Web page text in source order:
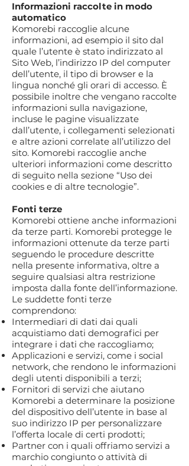
Informazioni raccolte in modo
automatico
Komorebi raccoglie alcune
informazioni, ad esempio il sito dal
quale l’utente è stato indirizzato al
Sito Web, l’indirizzo IP del computer
dell’utente, il tipo di browser e la
lingua nonché gli orari di accesso. È
possibile inoltre che vengano raccolte
informazioni sulla navigazione,
incluse le pagine visualizzate
dall’utente, i collegamenti selezionati
e altre azioni correlate all’utilizzo del
sito. Komorebi raccoglie anche
ulteriori informazioni come descritto
di seguito nella sezione “Uso dei
cookies e di altre tecnologie”.
Fonti terze
Komorebi ottiene anche informazioni
da terze parti. Komorebi protegge le
informazioni ottenute da terze parti
seguendo le procedure descritte
nella presente informativa, oltre a
seguire qualsiasi altra restrizione
imposta dalla fonte dell’informazione.
Le suddette fonti terze
comprendono:
Intermediari di dati dai quali
acquistiamo dati demografici per
integrare i dati che raccogliamo;
Applicazioni e servizi, come i social
network, che rendono le informazioni
degli utenti disponibili a terzi;
Fornitori di servizi che aiutano
Komorebi a determinare la posizione
del dispositivo dell’utente in base al
suo indirizzo IP per personalizzare
l’offerta locale di certi prodotti;
Partner con i quali offriamo servizi a
marchio congiunto o attività di